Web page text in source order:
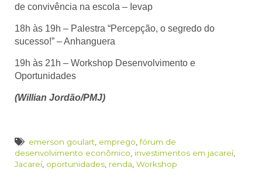
de convivência na escola – Ievap
18h às 19h – Palestra “Percepção, o segredo do
sucesso!” – Anhanguera
19h às 21h – Workshop Desenvolvimento e
Oportunidades
(Willian Jordão/PMJ)
emerson goulart emprego ,fórum de
desenvolvimento econômico investimentos em jacareí,
Jacareí, oportunidades renda Workshop